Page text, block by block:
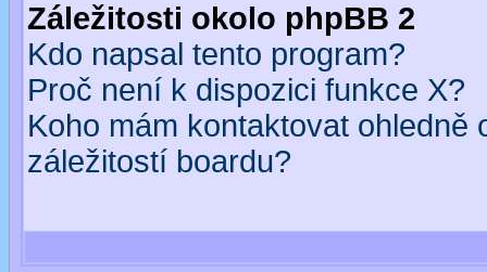
Záležitosti okolo phpBB 2
Kdo napsal tento program?
Proč není k dispozici funkce X?
Koho mám kontaktovat
záležitostí boardu?